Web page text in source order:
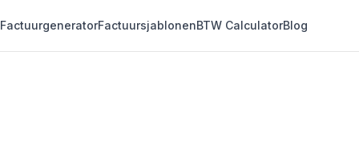
FactuurgeneratorFactuursjablonenBTW CalculatorBlog